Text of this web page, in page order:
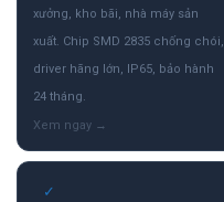
xưởng, kho bãi, nhà máy sản
xuất. Chip SMD 2835 chống chói,
driver hãng lớn, IP65, bảo hành
24 tháng.
✓